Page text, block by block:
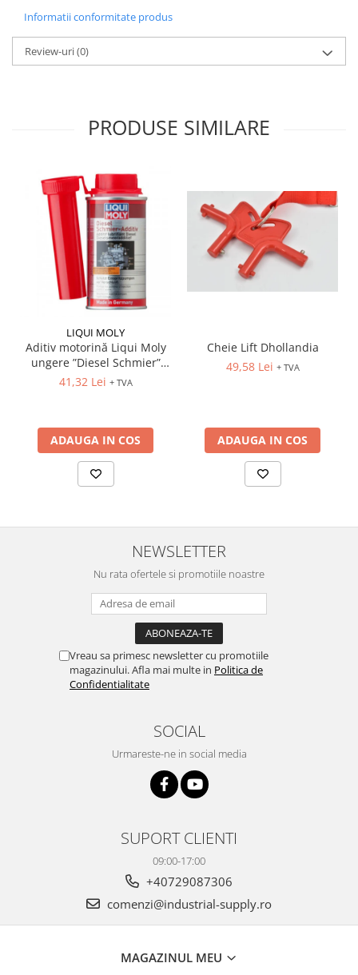
Informatii conformitate produs
Review-uri(0)
PRODUSE SIMILARE
LIQUI MOLY
Aditiv motorină Liqui Moly
ungere ”Diesel Schmier”
(5122) 150ml
41,32 Lei + TVA
ADAUGA IN COS
Cheie Lift Dhollandia
49,58 Lei + TVA
ADAUGA IN COS
NEWSLETTER
Nu rata ofertele si promotiile noastre
Vreau sa primesc newsletter cu promotiile
magazinului. Afla mai multe in Politica de
Confidentialitate
SOCIAL
Urmareste-ne in social media
SUPORT CLIENTI
09:00-17:00
+40729087306
comenzi@industrial-supply.ro
MAGAZINUL MEU